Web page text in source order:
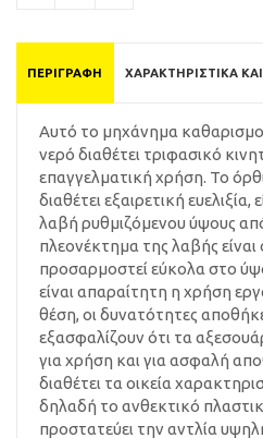
ΠΕΡΙΓΡΑΦΉ ΧΑΡΑΚΤΗΡΙΣΤΙΚΆ
Αυτό το μηχάνημα
νερό διαθέτει τριφασικό
επαγγελματική χρήση. Το
διαθέτει εξαιρετική ευελιξία,
λαβή ρυθμιζόμενου ύψους
πλεονέκτημα της λαβής είναι
προσαρμοστεί εύκολα στο
είναι απαραίτητη η χρήση
θέση, οι δυνατότητες
εξασφαλίζουν ότι τα
για χρήση και για ασφαλή
διαθέτει τα οικεία
δηλαδή το ανθεκτικό
προστατεύει την αντλία